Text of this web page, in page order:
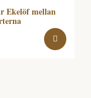
Ekelöf mellan